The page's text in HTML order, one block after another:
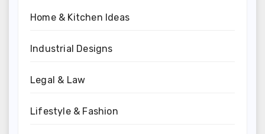
Home & Kitchen Ideas
Industrial Designs
Legal & Law
Lifestyle & Fashion